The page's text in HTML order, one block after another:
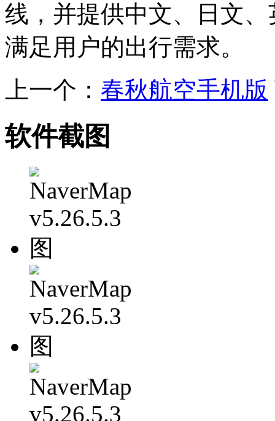
线，并提供中文、日文
满足用户的出行需求。
上一个： 春秋航空手机版
软件截图